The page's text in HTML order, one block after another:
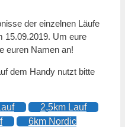
der einzelnen Läufe
15.09.2019. Um eure
euren Namen an!
dem Handy nutzt bitte
2,5km Lauf
6km Nordic